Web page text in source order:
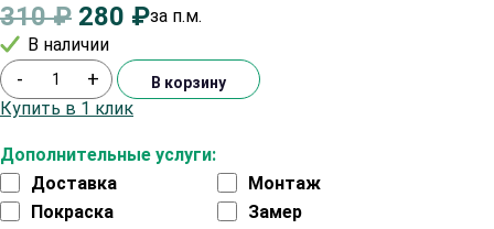
310₽ 280 ₽за п.м.
В наличии
Дополнительные услуги:
Доставка
Монтаж
Покраска
Замер
- + В корзину
Купить в 1 клик